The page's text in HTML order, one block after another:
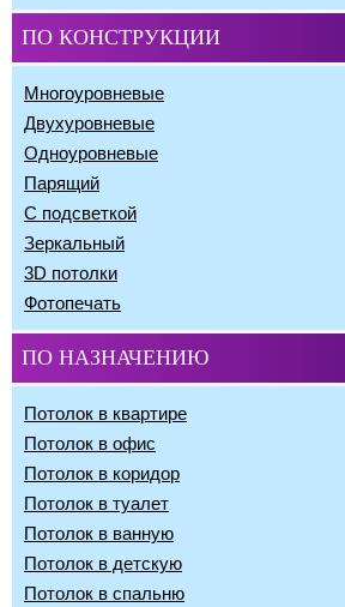
ПО КОНСТРУКЦИИ
Многоуровневые
Двухуровневые
Одноуровневые
Парящий
С подсветкой
Зеркальный
3D потолки
Фотопечать
ПО НАЗНАЧЕНИЮ
Потолок в квартире
Потолок в офис
Потолок в коридор
Потолок в туалет
Потолок в ванную
Потолок в детскую
Потолок в спальню